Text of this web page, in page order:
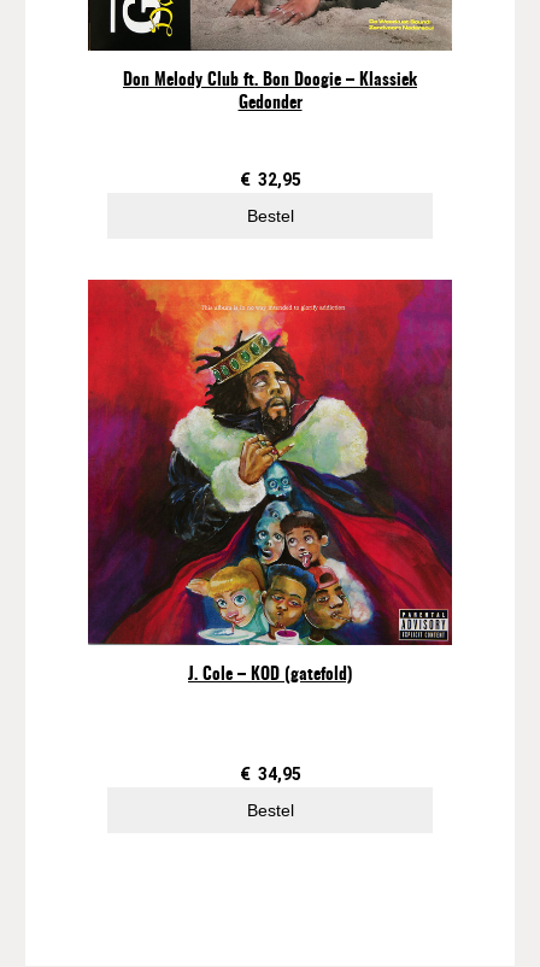
Don Melody Club ft. Bon Doogie – Klassiek
Gedonder
€ 32,95
Bestel
J. Cole – KOD (gatefold)
€ 34,95
Bestel